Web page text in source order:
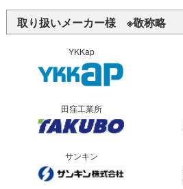
取り扱いメーカー様 ※敬称略
YKKap
田窪工業所
サンキン